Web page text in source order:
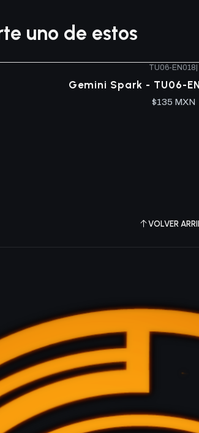
uno de estos
TU06-EN018
Gemini Spark - TU06-
$135 MXN
VOLVER